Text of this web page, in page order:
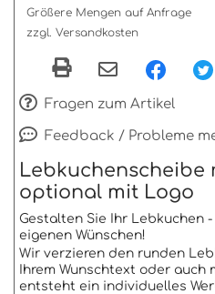
Größere Mengen auf Anfrage
zzgl. Versandkosten
Fragen zum Artikel
Feedback / Probleme
Lebkuchenscheibe
optional mit Logo
Gestalten Sie Ihr Lebkuchen
eigenen Wünschen!
Wir verzieren den runden
Ihrem Wunschtext oder auch
entsteht ein individuelles